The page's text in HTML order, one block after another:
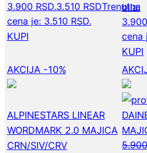
3.900 RSD.3.510 RSDTrenutna
cena je: 3.510 RSD.
KUPI
bila:
cena
KUPI
AKCIJA -10%
ALPINESTARS LINEAR
WORDMARK 2.0 MAJICA
CRN/SIV/CRV